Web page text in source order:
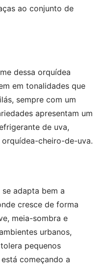
ao conjunto de
dessa orquídea
em tonalidades que
sempre com um
apresentam um
de uva,
cheiro-de-uva.
adapta bem a
cresce de forma
meia-sombra e
urbanos,
pequenos
começando a